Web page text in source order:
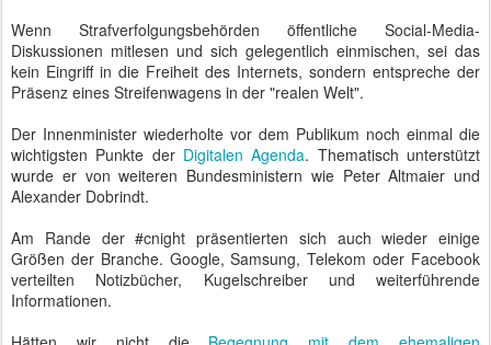
Wenn Strafverfolgungsbehörden öffentliche Social-Media-
Diskussionen mitlesen und sich gelegentlich einmischen, sei das
kein Eingriff in die Freiheit des Internets, sondern entspreche der
Präsenz eines Streifenwagens in der "realen Welt".
Der Innenminister wiederholte vor dem Publikum noch einmal die
wichtigsten Punkte der Digitalen Agenda. Thematisch unterstützt
wurde er von weiteren Bundesministern wie Peter Altmaier und
Alexander Dobrindt.
Am Rande der #cnight präsentierten sich auch wieder einige
Größen der Branche. Google, Samsung, Telekom oder Facebook
verteilten Notizbücher, Kugelschreiber und weiterführende
Informationen.